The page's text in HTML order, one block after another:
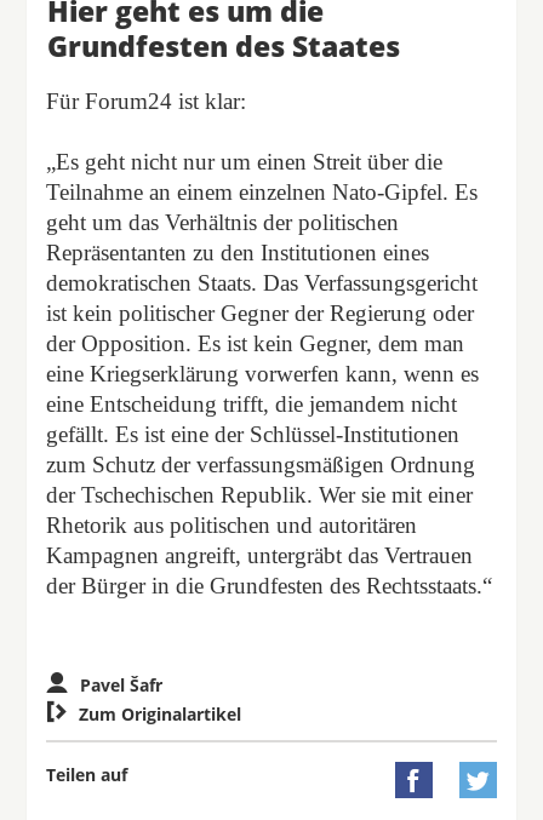
Hier geht es um die
Grundfesten des Staates
Für Forum24 ist klar:
„Es geht nicht nur um einen Streit über die
Teilnahme an einem einzelnen Nato-Gipfel. Es
geht um das Verhältnis der politischen
Repräsentanten zu den Institutionen eines
demokratischen Staats. Das Verfassungsgericht
ist kein politischer Gegner der Regierung oder
der Opposition. Es ist kein Gegner, dem man
eine Kriegserklärung vorwerfen kann, wenn es
eine Entscheidung trifft, die jemandem nicht
gefällt. Es ist eine der Schlüssel-Institutionen
zum Schutz der verfassungsmäßigen Ordnung
der Tschechischen Republik. Wer sie mit einer
Rhetorik aus politischen und autoritären
Kampagnen angreift, untergräbt das Vertrauen
der Bürger in die Grundfesten des Rechtsstaats.“
Pavel Šafr
 Zum Originalartikel
Teilen auf  